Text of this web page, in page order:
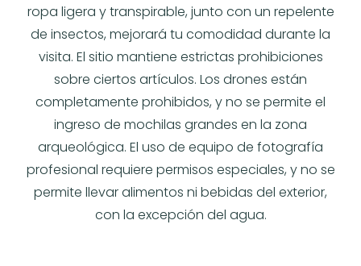
ropa ligera y transpirable, junto con un repelente
de insectos, mejorará tu comodidad durante la
visita. El sitio mantiene estrictas prohibiciones
sobre ciertos artículos. Los drones están
completamente prohibidos, y no se permite el
ingreso de mochilas grandes en la zona
arqueológica. El uso de equipo de fotografía
profesional requiere permisos especiales, y no se
permite llevar alimentos ni bebidas del exterior,
con la excepción del agua.